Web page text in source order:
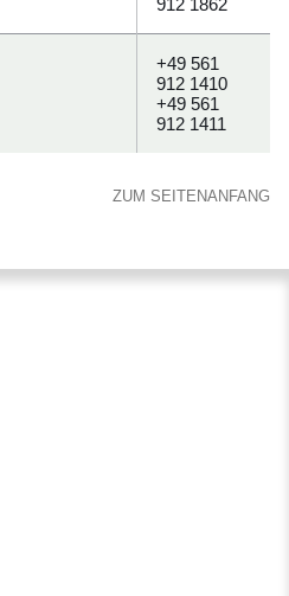
912 1862
+49 561
912 1410
+49 561
912 1411
ZUM SEITENANFANG
Hessen